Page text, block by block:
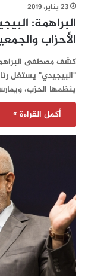
23 يناير، 2019
البراهمة:
الأحزاب
كشف مصطفى
"البيجيدي" يستغل
ينظمها الحزب،
أكمل القراءة »